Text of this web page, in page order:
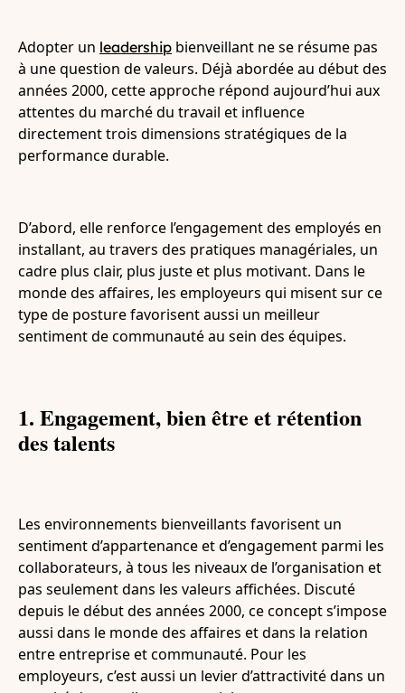
Adopter un leadership bienveillant ne se résume pas
à une question de valeurs. Déjà abordée au début des
années 2000, cette approche répond aujourd’hui aux
attentes du marché du travail et influence
directement trois dimensions stratégiques de la
performance durable.
D’abord, elle renforce l’engagement des employés en
installant, au travers des pratiques managériales, un
cadre plus clair, plus juste et plus motivant. Dans le
monde des affaires, les employeurs qui misent sur ce
type de posture favorisent aussi un meilleur
sentiment de communauté au sein des équipes.
1. Engagement, bien être et rétention
des talents
Les environnements bienveillants favorisent un
sentiment d’appartenance et d’engagement parmi les
collaborateurs, à tous les niveaux de l’organisation et
pas seulement dans les valeurs affichées. Discuté
depuis le début des années 2000, ce concept s’impose
aussi dans le monde des affaires et dans la relation
entre entreprise et communauté. Pour les
employeurs, c’est aussi un levier d’attractivité dans un